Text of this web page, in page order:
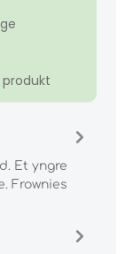
Et yngre
Frownies